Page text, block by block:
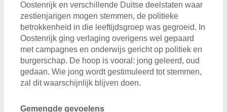
Oostenrijk en verschillende Duitse deelstaten waar
zestienjarigen mogen stemmen, de politieke
betrokkenheid in die leeftijdsgroep was gegroeid. In
Oostenrijk ging verlaging overigens wel gepaard
met campagnes en onderwijs gericht op politiek en
burgerschap. De hoop is vooral: jong geleerd, oud
gedaan. Wie jong wordt gestimuleerd tot stemmen,
zal dit waarschijnlijk blijven doen.
Gemengde gevoelens